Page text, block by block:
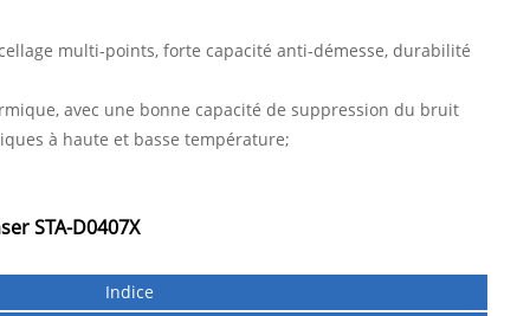
multi-points, forte capacité anti-démesse, durabilité
avec une bonne capacité de suppression du bruit
à haute et basse température;
STA-D0407X
Indice